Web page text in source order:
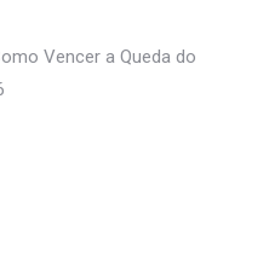
Vencer a Queda do